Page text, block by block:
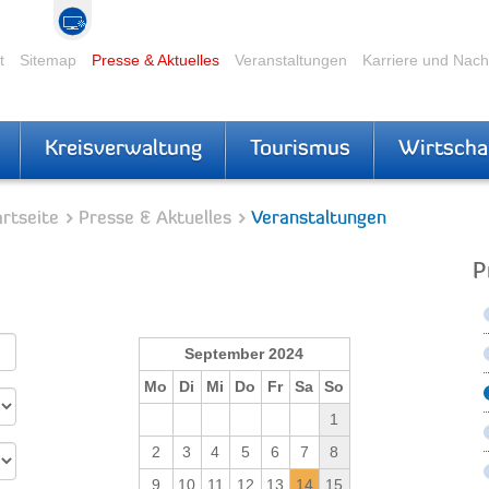
Sitemap Presse & Aktuelles Veranstaltungen Karriere und
Kreisverwaltung Tourismus
Presse & Aktuelles Veranstaltungen
September 2024
Mo
Di Mi Do Fr Sa
So
1
2
3 4 5 6 7
8
9
10 11 12 13 14 15